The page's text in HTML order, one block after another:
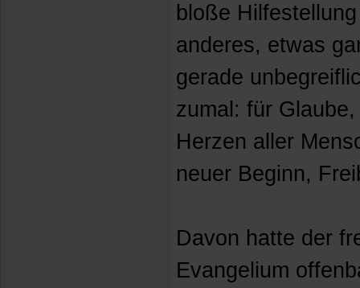
bloße
anderes, etwas
gerade
zumal: für
Herzen aller
neuer Beginn,
Davon hatte der
Evangelium